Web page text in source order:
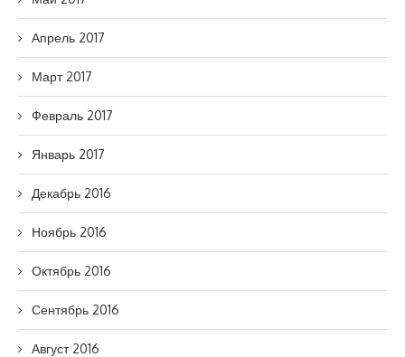
Апрель 2017
Март 2017
Февраль 2017
Январь 2017
Декабрь 2016
Ноябрь 2016
Октябрь 2016
Сентябрь 2016
Август 2016